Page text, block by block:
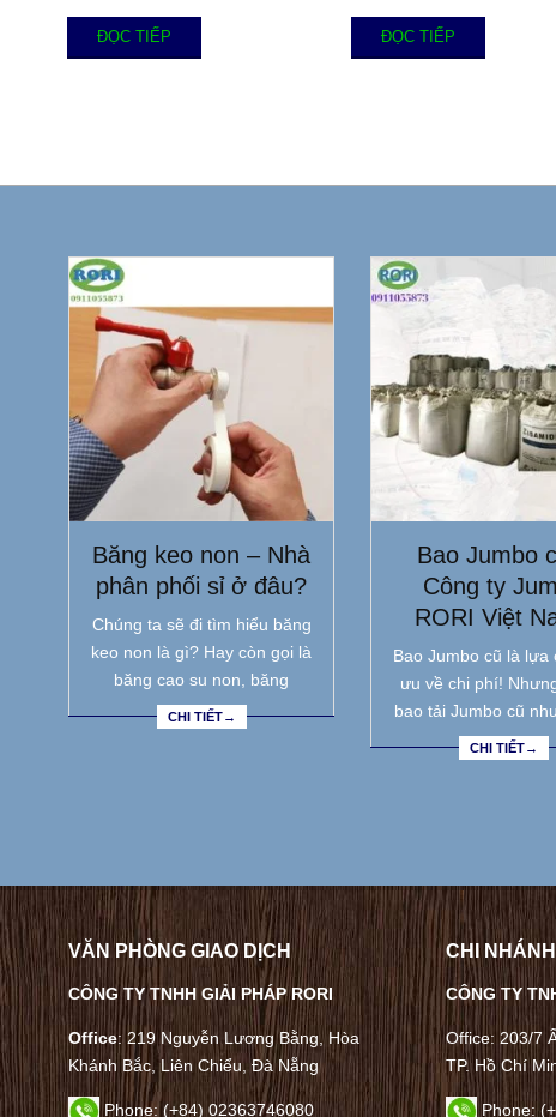
ĐỌC TIẾP ĐỌC TIẾP
Băng keo non – Nhà
phân phối sỉ ở đâu?
Chúng ta sẽ đi tìm hiểu băng
keo non là gì? Hay còn gọi là
băng cao su non, băng
CHI TIẾT→
Bao Jumbo
Công ty
RORI Việt
Bao Jumbo cũ là lựa
ưu về chi phí!
bao tải Jumbo cũ
CHI TIẾT→
VĂN PHÒNG GIAO DỊCH
CÔNG TY TNHH GIẢI PHÁP RORI
Office: 219 Nguyễn Lương Bằng, Hòa
Khánh Bắc, Liên Chiểu, Đà Nẵng
Phone: (+84) 02363746080
CHI
CÔNG TY
Office: 203/7
TP. Hồ Chí
Phone: